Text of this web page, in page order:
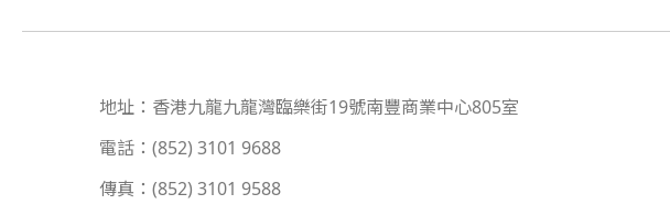
地址：香港九龍九龍灣臨樂街19號南豐商業中心805室
電話：(852) 3101 9688
傳真：(852) 3101 9588